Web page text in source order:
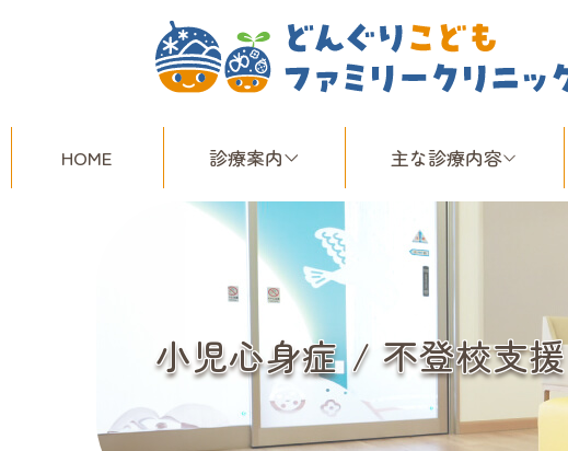
HOME 診療案内 主な診療内容
小児心身症 / 不登校支援